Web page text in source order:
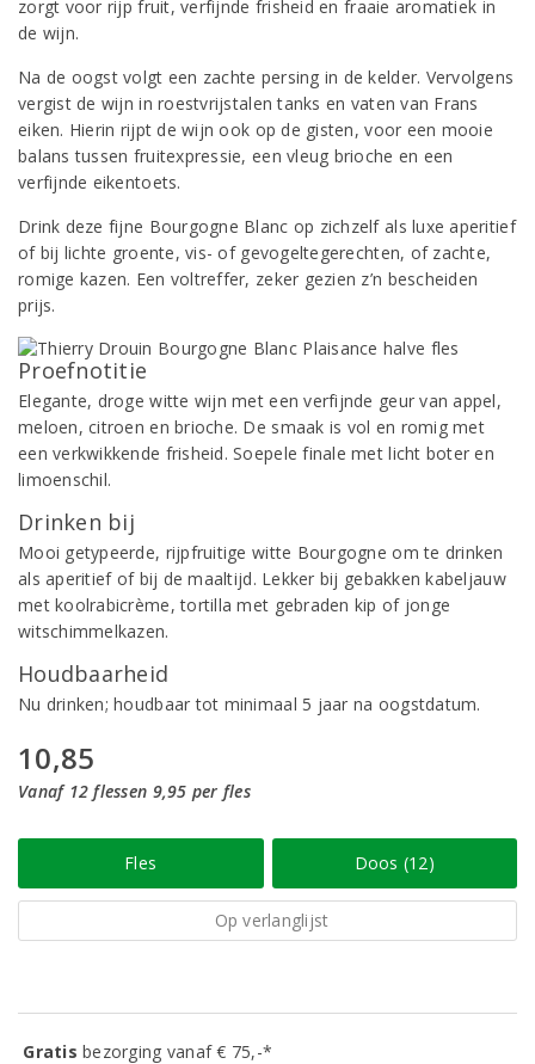
zorgt voor rijp fruit, verfijnde frisheid en fraaie aromatiek in
de wijn.
Na de oogst volgt een zachte persing in de kelder. Vervolgens
vergist de wijn in roestvrijstalen tanks en vaten van Frans
eiken. Hierin rijpt de wijn ook op de gisten, voor een mooie
balans tussen fruitexpressie, een vleug brioche en een
verfijnde eikentoets.
Drink deze fijne Bourgogne Blanc op zichzelf als luxe aperitief
of bij lichte groente, vis- of gevogeltegerechten, of zachte,
romige kazen. Een voltreffer, zeker gezien z’n bescheiden
prijs.
Proefnotitie
Elegante, droge witte wijn met een verfijnde geur van appel,
meloen, citroen en brioche. De smaak is vol en romig met
een verkwikkende frisheid. Soepele finale met licht boter en
limoenschil.
Drinken bij
Mooi getypeerde, rijpfruitige witte Bourgogne om te drinken
als aperitief of bij de maaltijd. Lekker bij gebakken kabeljauw
met koolrabicrème, tortilla met gebraden kip of jonge
witschimmelkazen.
Houdbaarheid
Nu drinken; houdbaar tot minimaal 5 jaar na oogstdatum.
10,85
Vanaf 12 flessen 9,95 per fles
Fles Doos (12)
Op verlanglijst
Gratisbezorging vanaf € 75,-*